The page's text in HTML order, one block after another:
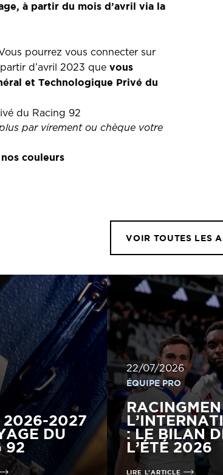
à partir du mois d’avril via la
pourrez vous connecter sur
d’avril 2023 que vous
et Technologique Privé du
du Racing 92
par virement ou chèque votre
couleurs
VOIR TOUTES LES
2026-2027
DU
92
22/07/2026
ÉQUIPE PRO
: LE BILAN
L’ÉTÉ 2026
LIRE L'ARTICLE